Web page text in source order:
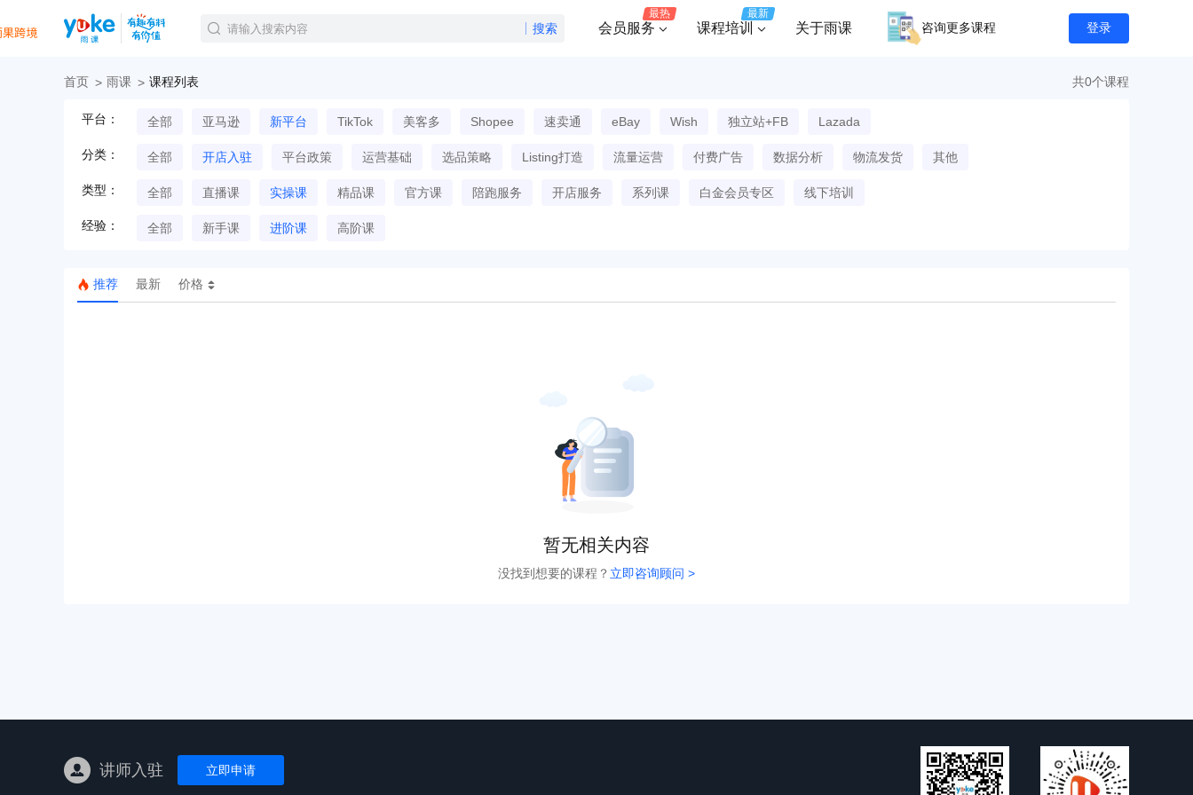
搜索 会员服务
最热
课程培训
最新
关于雨课 咨询更多课程 登录
首页 雨课 课程列表 共0个课程
平台： 全部 亚马逊 新平台 TikTok 美客多 Shopee 速卖通 eBay Wish 独立站+FB Lazada
分类： 全部 开店入驻 平台政策 运营基础 选品策略 Listing打造 流量运营 付费广告 数据分析 物流发货 其他
类型： 全部 直播课 实操课 精品课 官方课 陪跑服务 开店服务 系列课 白金会员专区 线下培训
经验： 全部 新手课 进阶课 高阶课
推荐 最新 价格
暂无相关内容
没找到想要的课程？ 立即咨询顾问 >
讲师入驻 立即申请